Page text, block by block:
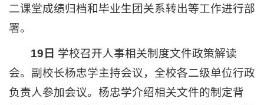
二课堂成绩归档和毕业生团关系转出等工作进行部
署。
19日 学校召开人事相关制度文件政策解读
会。副校长杨忠学主持会议，全校各二级单位行政
负责人参加会议。杨忠学介绍相关文件的制定背